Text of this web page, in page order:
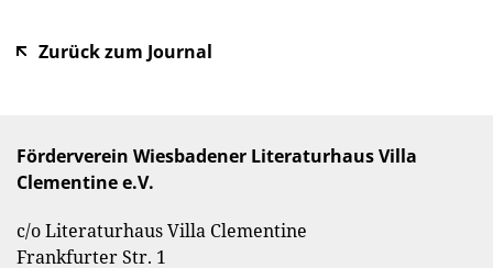
Zurück zum Journal
Förderverein Wiesbadener Literaturhaus Villa
Clementine e.V.
c/o Literaturhaus Villa Clementine
Frankfurter Str. 1